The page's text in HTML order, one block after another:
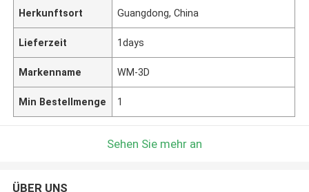
Herkunftsort Guangdong, China
Lieferzeit 1days
Markenname WM-3D
Min Bestellmenge 1
Sehen Sie mehr an
ÜBER UNS